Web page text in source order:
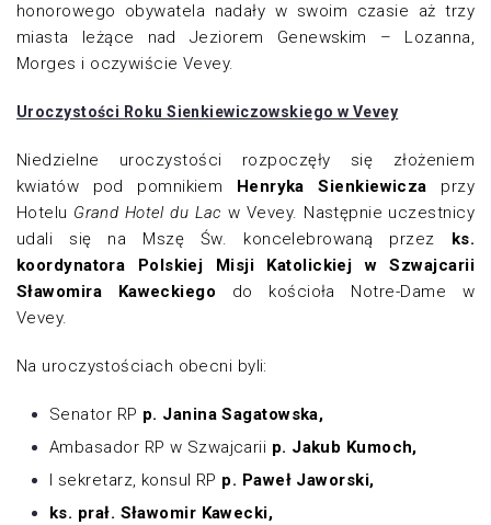
honorowego obywatela nadały w swoim czasie aż trzy
miasta leżące nad Jeziorem Genewskim – Lozanna,
Morges i oczywiście Vevey.
Uroczystości Roku Sienkiewiczowskiego w Vevey
Niedzielne uroczystości rozpoczęły się złożeniem
kwiatów pod pomnikiem
Henryka Sienkiewicza przy
Hotelu Grand Hotel du Lac w Vevey. Następnie uczestnicy
udali się na Mszę Św. koncelebrowaną przez ks.
koordynatora Polskiej Misji Katolickiej w Szwajcarii
Sławomira Kaweckiego do kościoła Notre-Dame w
Vevey.
Na uroczystościach obecni byli:
Senator RP p. Janina Sagatowska,
Ambasador RP w Szwajcarii p. Jakub Kumoch,
I sekretarz, konsul RP p. Paweł Jaworski,
ks. prał. Sławomir Kawecki,